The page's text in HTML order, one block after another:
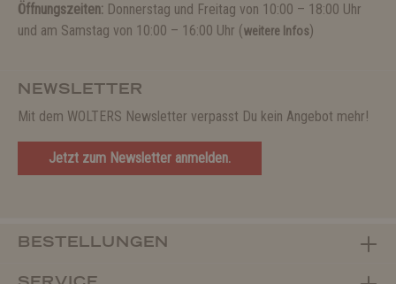
Öffnungszeiten: Donnerstag und Freitag von 10:00 – 18:00 Uhr
und am Samstag von 10:00 – 16:00 Uhr (weitere Infos)
NEWSLETTER
Mit dem WOLTERS Newsletter verpasst Du kein Angebot mehr!
Jetzt zum Newsletter anmelden.
BESTELLUNGEN